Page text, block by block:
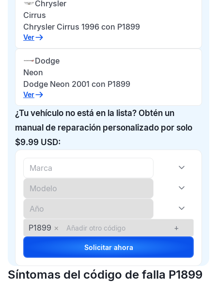
Chrysler
Cirrus
Chrysler Cirrus 1996 con P1899
Ver
Dodge
Neon
Dodge Neon 2001 con P1899
Ver
¿Tu vehículo no está en la lista? Obtén un
manual de reparación personalizado por solo
$9.99 USD:
P1899 × +
Solicitar ahora
Síntomas del código de falla P1899